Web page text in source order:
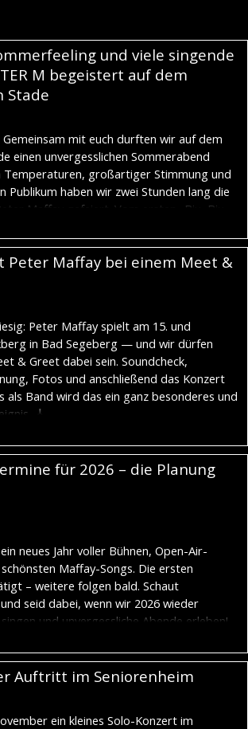
und viele singende
M begeistert auf dem
Stade
mit euch durften wir auf dem
einen unvergesslichen Sommerabend
Temperaturen, großartiger Stimmung und
Publikum haben wir zwei Stunden lang die
Maffay gefeiert. Vom ersten „Biu, Biu,
bis zu den emotionalen Momenten
– ihr habt mitgesungen, mitgefeiert
uns zu etwas ganz Besonderem gemacht.
wart und diesen Konzertabend mit uns
habt!
Peter Maffay bei einem Meet &
Peter Maffay spielt am 15. und
in Bad Segeberg — und wir dürfen
& Greet dabei sein. Soundcheck,
Fotos und anschließend das Konzert
als Band wird das ein ganz besonderes und
🎸
für 2026 – die Planung
neues Jahr voller Bühnen, Open-Air-
Maffay-Songs. Die ersten
– weitere folgen bald. Schaut
seid dabei, wenn wir 2026 wieder
und unvergessliche Abende erleben!
Auftritt im Seniorenheim
ein kleines Solo-Konzert im